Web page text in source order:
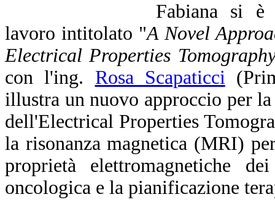
Fabiana si è
lavoro intitolato "A Novel
Electrical Properties
con l'ing. Rosa Scapaticci
illustra un nuovo approccio per
dell'Electrical Properties
la risonanza magnetica (MRI)
proprietà elettromagnetiche
oncologica e la pianificazione